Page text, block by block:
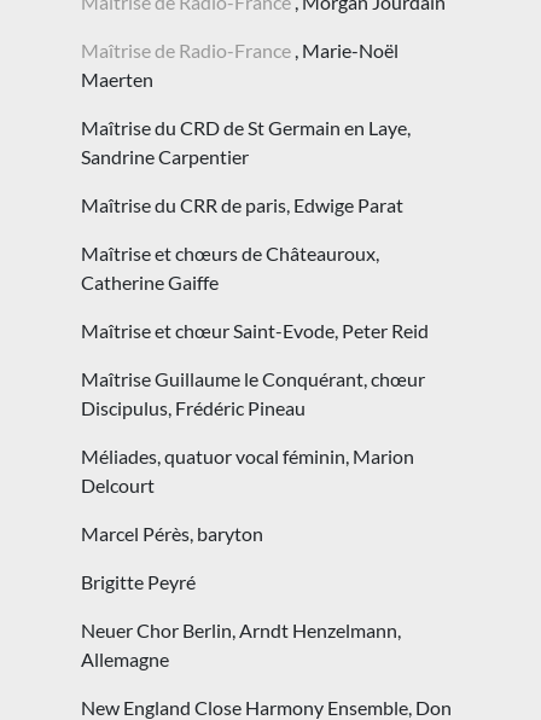
Maîtrise de Radio-France , Marie-Noël
Maerten
Maîtrise du CRD de St Germain en Laye,
Sandrine Carpentier
Maîtrise du CRR de paris, Edwige Parat
Maîtrise et chœurs de Châteauroux,
Catherine Gaiffe
Maîtrise et chœur Saint-Evode, Peter Reid
Maîtrise Guillaume le Conquérant, chœur
Discipulus, Frédéric Pineau
Méliades, quatuor vocal féminin, Marion
Delcourt
Marcel Pérès, baryton
Brigitte Peyré
Neuer Chor Berlin, Arndt Henzelmann,
Allemagne
New England Close Harmony Ensemble, Don